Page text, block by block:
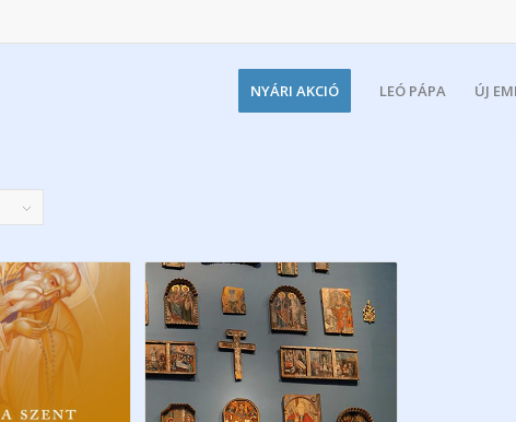
NYÁRI AKCIÓ LEÓ PÁPA ÚJ